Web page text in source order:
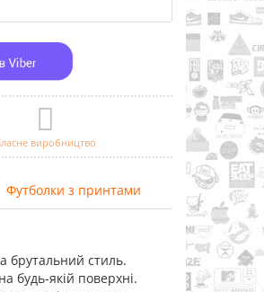
виробництво
Футболки з принтами
брутальний стиль.
будь-якій поверхні.